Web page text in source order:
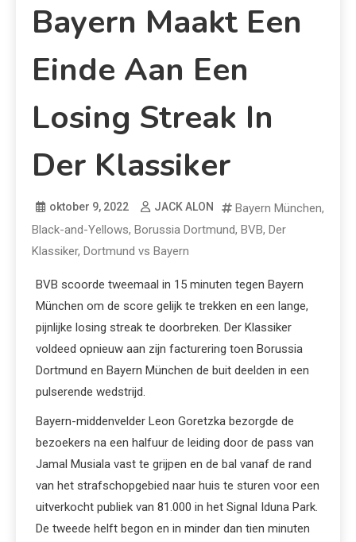
Bayern Maakt Een
Einde Aan Een
Losing Streak In
Der Klassiker
oktober 9, 2022 JACK ALON Bayern München,
Black-and-Yellows, Borussia Dortmund, BVB, Der
Klassiker, Dortmund vs Bayern
BVB scoorde tweemaal in 15 minuten tegen Bayern
München om de score gelijk te trekken en een lange,
pijnlijke losing streak te doorbreken. Der Klassiker
voldeed opnieuw aan zijn facturering toen Borussia
Dortmund en Bayern München de buit deelden in een
pulserende wedstrijd.
Bayern-middenvelder Leon Goretzka bezorgde de
bezoekers na een halfuur de leiding door de pass van
Jamal Musiala vast te grijpen en de bal vanaf de rand
van het strafschopgebied naar huis te sturen voor een
uitverkocht publiek van 81.000 in het Signal Iduna Park.
De tweede helft begon en in minder dan tien minuten